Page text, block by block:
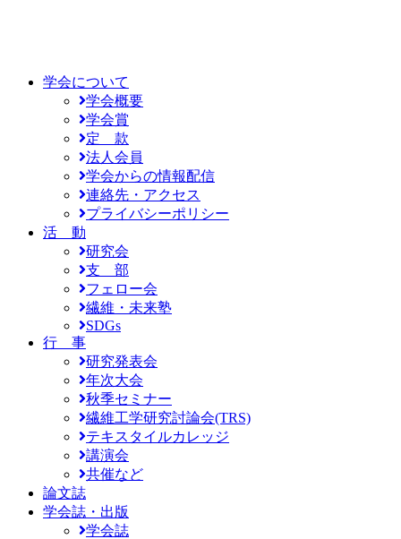
学会について
学会概要
学会賞
定 款
法人会員
学会からの情報配信
連絡先・アクセス
プライバシーポリシー
活 動
研究会
支 部
フェロー会
繊維・未来塾
SDGs
行 事
研究発表会
年次大会
秋季セミナー
繊維工学研究討論会(TRS)
テキスタイルカレッジ
講演会
共催など
論文誌
学会誌・出版
学会誌